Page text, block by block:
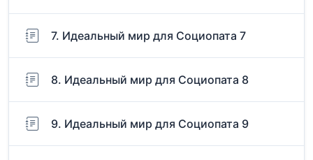
7. Идеальный мир для Социопата 7
8. Идеальный мир для Социопата 8
9. Идеальный мир для Социопата 9